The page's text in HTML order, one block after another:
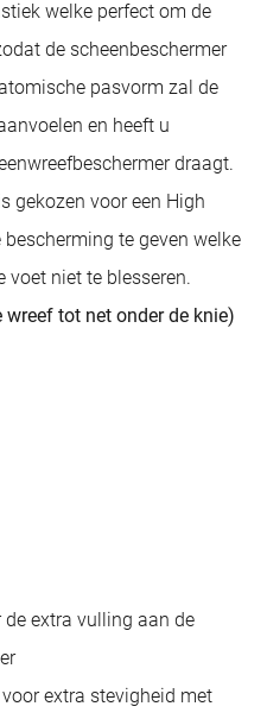
welke perfect om de
de scheenbeschermer
pasvorm zal de
en heeft u
draagt.
gekozen voor een High
te geven welke
niet te blesseren.
tot net onder de knie)
extra vulling aan de
extra stevigheid met